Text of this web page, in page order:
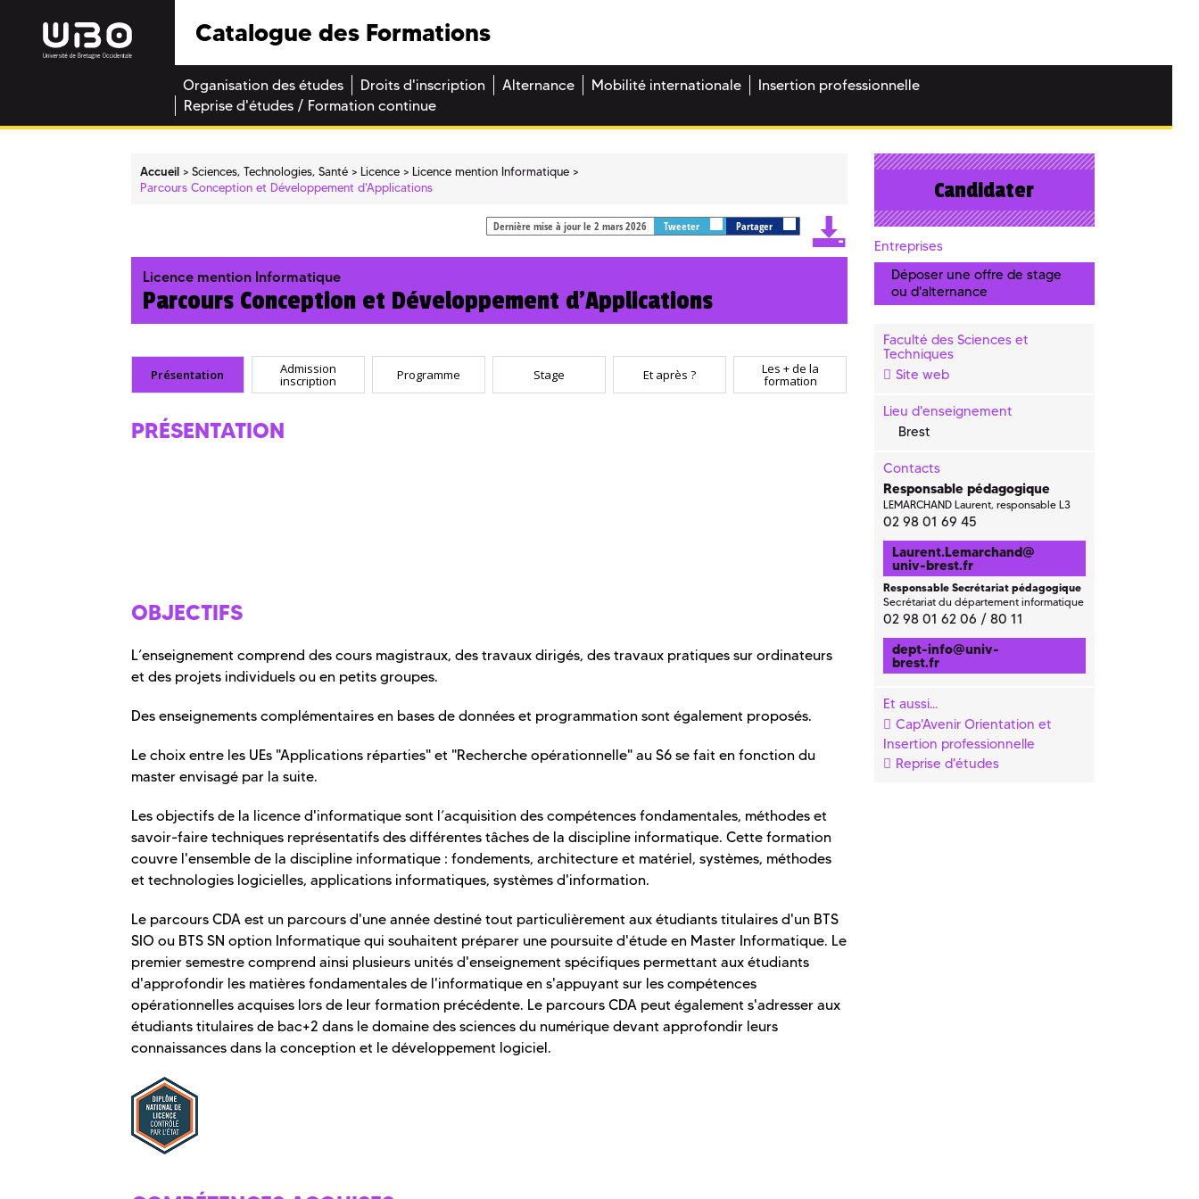
Catalogue des Formations
Organisation des études Droits d'inscription Alternance Mobilité internationale
Insertion professionnelle
Reprise d'études / Formation continue
Accueil Sciences, Technologies, Santé Licence
Licence mention Informatique
Parcours Conception et Développement d'Applications
Dernière mise à jour le 2 mars 2026 Tweeter Partager
Licence mention Informatique
Parcours Conception et Développement d'Applications
Présentation Admission
inscription Programme Stage Et après ? Les + de la
formation
PRÉSENTATION
OBJECTIFS
L’enseignement comprend des cours magistraux, des travaux dirigés, des travaux pratiques sur ordinateurs
et des projets individuels ou en petits groupes.
Des enseignements complémentaires en bases de données et programmation sont également proposés.
Le choix entre les UEs "Applications réparties" et "Recherche opérationnelle" au S6 se fait en fonction du
master envisagé par la suite.
Les objectifs de la licence d'informatique sont l’acquisition des compétences fondamentales, méthodes et
savoir-faire techniques représentatifs des différentes tâches de la discipline informatique. Cette formation
couvre l'ensemble de la discipline informatique : fondements, architecture et matériel, systèmes, méthodes
et technologies logicielles, applications informatiques, systèmes d'information.
Le parcours CDA est un parcours d'une année destiné tout particulièrement aux étudiants titulaires d'un BTS
SIO ou BTS SN option Informatique qui souhaitent préparer une poursuite d'étude en Master Informatique. Le
premier semestre comprend ainsi plusieurs unités d'enseignement spécifiques permettant aux étudiants
d'approfondir les matières fondamentales de l'informatique en s'appuyant sur les compétences
opérationnelles acquises lors de leur formation précédente. Le parcours CDA peut également s'adresser aux
étudiants titulaires de bac+2 dans le domaine des sciences du numérique devant approfondir leurs
connaissances dans la conception et le développement logiciel.
Candidater
Entreprises
Déposer une offre de stage
ou d'alternance
Faculté des Sciences et
Techniques
Site web
Lieu d'enseignement
Brest
Contacts
Responsable pédagogique
LEMARCHAND Laurent, responsable L3
02 98 01 69 45
Laurent.Lemarchand@
univ-brest.fr
Responsable Secrétariat pédagogique
Secrétariat du département informatique
02 98 01 62 06 / 80 11
dept-info@univ-
brest.fr
Et aussi...
Cap'Avenir Orientation et
Insertion professionnelle
Reprise d'études